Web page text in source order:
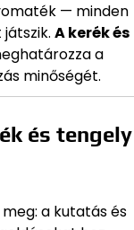
— minden
A kerék és
a
minőségét.
és tengely
a kutatás és